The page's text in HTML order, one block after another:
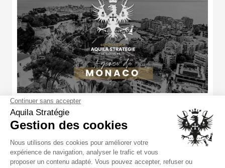
Agence de Monaco
AUT-006-212412-09-20260965887
33 Boulevard du General Leclerc
06240 Beausoleil